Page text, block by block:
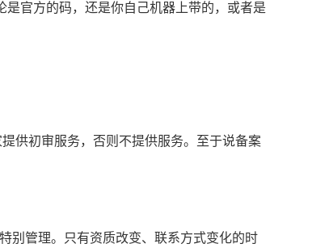
官方的码，还是你自己机器上带的，或者是
供初审服务，否则不提供服务。至于说备案
别管理。只有资质改变、联系方式变化的时